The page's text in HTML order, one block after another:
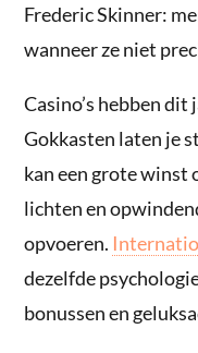
Frederic Skinner:
wanneer ze niet
Casino’s hebben
Gokkasten laten je
kan een grote
lichten en
opvoeren.
dezelfde
bonussen en